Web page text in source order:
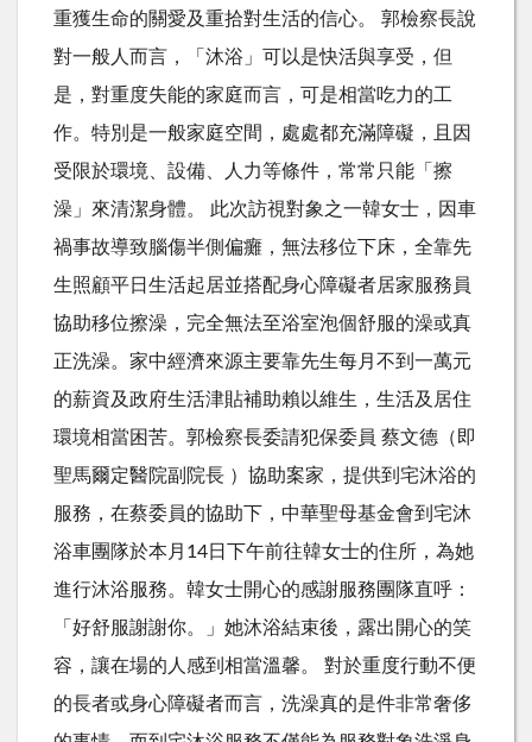
重獲生命的關愛及重拾對生活的信心。 郭檢察長說
對一般人而言，「沐浴」可以是快活與享受，但
是，對重度失能的家庭而言，可是相當吃力的工
作。特別是一般家庭空間，處處都充滿障礙，且因
受限於環境、設備、人力等條件，常常只能「擦
澡」來清潔身體。 此次訪視對象之一韓女士，因車
禍事故導致腦傷半側偏癱，無法移位下床，全靠先
生照顧平日生活起居並搭配身心障礙者居家服務員
協助移位擦澡，完全無法至浴室泡個舒服的澡或真
正洗澡。家中經濟來源主要靠先生每月不到一萬元
的薪資及政府生活津貼補助賴以維生，生活及居住
環境相當困苦。郭檢察長委請犯保委員 蔡文德（即
聖馬爾定醫院副院長 ）協助案家，提供到宅沐浴的
服務，在蔡委員的協助下，中華聖母基金會到宅沐
浴車團隊於本月14日下午前往韓女士的住所，為她
進行沐浴服務。韓女士開心的感謝服務團隊直呼：
「好舒服謝謝你。」她沐浴結束後，露出開心的笑
容，讓在場的人感到相當溫馨。 對於重度行動不便
的長者或身心障礙者而言，洗澡真的是件非常奢侈